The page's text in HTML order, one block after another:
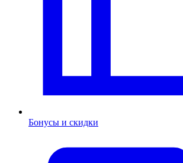
Бонусы и скидки